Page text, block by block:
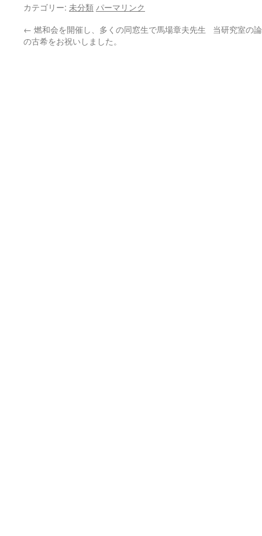
カテゴリー: 未分類 パーマリンク
← 燃和会を開催し、多くの同窓生で馬場章夫先生
の古希をお祝いしました。
当研究室の